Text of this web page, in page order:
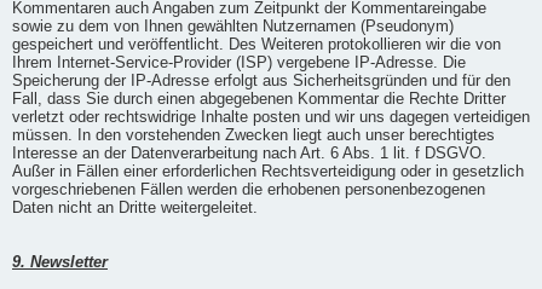
Kommentaren auch Angaben zum Zeitpunkt der Kommentareingabe
sowie zu dem von Ihnen gewählten Nutzernamen (Pseudonym)
gespeichert und veröffentlicht. Des Weiteren protokollieren wir die von
Ihrem Internet-Service-Provider (ISP) vergebene IP-Adresse. Die
Speicherung der IP-Adresse erfolgt aus Sicherheitsgründen und für den
Fall, dass Sie durch einen abgegebenen Kommentar die Rechte Dritter
verletzt oder rechtswidrige Inhalte posten und wir uns dagegen verteidigen
müssen. In den vorstehenden Zwecken liegt auch unser berechtigtes
Interesse an der Datenverarbeitung nach Art. 6 Abs. 1 lit. f DSGVO.
Außer in Fällen einer erforderlichen Rechtsverteidigung oder in gesetzlich
vorgeschriebenen Fällen werden die erhobenen personenbezogenen
Daten nicht an Dritte weitergeleitet.
9. Newsletter